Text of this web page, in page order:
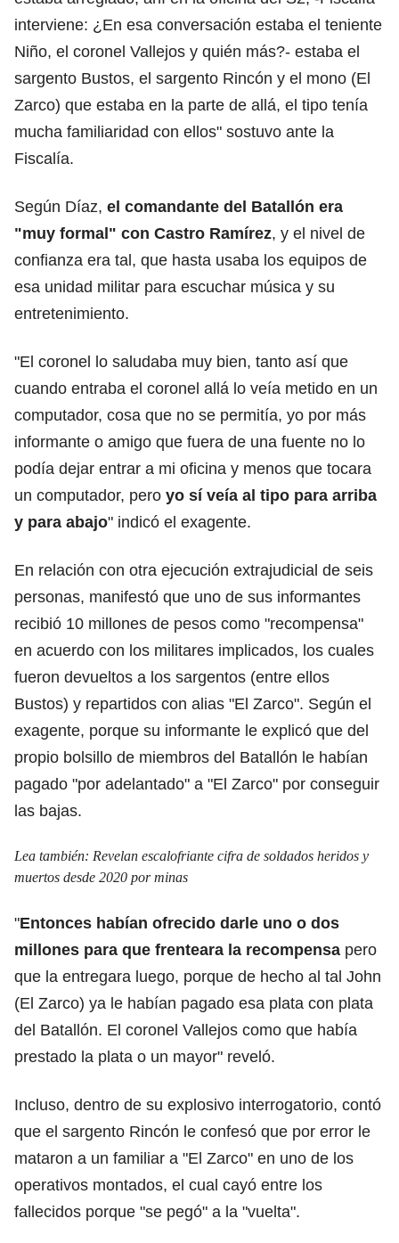
interviene: ¿En esa conversación estaba el teniente
Niño, el coronel Vallejos y quién más?- estaba el
sargento Bustos, el sargento Rincón y el mono (El
Zarco) que estaba en la parte de allá, el tipo tenía
mucha familiaridad con ellos" sostuvo ante la
Fiscalía.
Según Díaz, el comandante del Batallón era
"muy formal" con Castro Ramírez, y el nivel de
confianza era tal, que hasta usaba los equipos de
esa unidad militar para escuchar música y su
entretenimiento.
"El coronel lo saludaba muy bien, tanto así que
cuando entraba el coronel allá lo veía metido en un
computador, cosa que no se permitía, yo por más
informante o amigo que fuera de una fuente no lo
podía dejar entrar a mi oficina y menos que tocara
un computador, pero yo sí veía al tipo para arriba
y para abajo" indicó el exagente.
En relación con otra ejecución extrajudicial de seis
personas, manifestó que uno de sus informantes
recibió 10 millones de pesos como "recompensa"
en acuerdo con los militares implicados, los cuales
fueron devueltos a los sargentos (entre ellos
Bustos) y repartidos con alias "El Zarco". Según el
exagente, porque su informante le explicó que del
propio bolsillo de miembros del Batallón le habían
pagado "por adelantado" a "El Zarco" por conseguir
las bajas.
Lea también: Revelan escalofriante cifra de soldados heridos y
muertos desde 2020 por minas
"Entonces habían ofrecido darle uno o dos
millones para que frenteara la recompensa pero
que la entregara luego, porque de hecho al tal John
(El Zarco) ya le habían pagado esa plata con plata
del Batallón. El coronel Vallejos como que había
prestado la plata o un mayor" reveló.
Incluso, dentro de su explosivo interrogatorio, contó
que el sargento Rincón le confesó que por error le
mataron a un familiar a "El Zarco" en uno de los
operativos montados, el cual cayó entre los
fallecidos porque "se pegó" a la "vuelta".